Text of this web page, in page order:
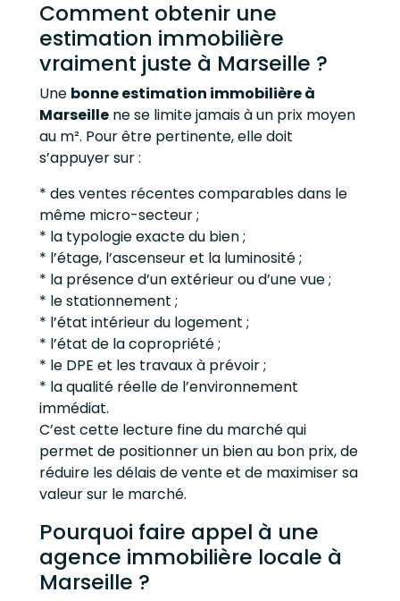
Comment obtenir une
estimation immobilière
vraiment juste à Marseille ?
Une bonne estimation immobilière à
Marseille ne se limite jamais à un prix moyen
au m². Pour être pertinente, elle doit
s’appuyer sur :
* des ventes récentes comparables dans le
même micro-secteur ;
* la typologie exacte du bien ;
* l’étage, l’ascenseur et la luminosité ;
* la présence d’un extérieur ou d’une vue ;
* le stationnement ;
* l’état intérieur du logement ;
* l’état de la copropriété ;
* le DPE et les travaux à prévoir ;
* la qualité réelle de l’environnement
immédiat.
C’est cette lecture fine du marché qui
permet de positionner un bien au bon prix, de
réduire les délais de vente et de maximiser sa
valeur sur le marché.
Pourquoi faire appel à une
agence immobilière locale à
Marseille ?